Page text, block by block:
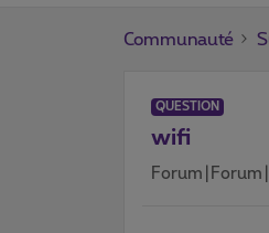
Communauté
QUESTION
wifi